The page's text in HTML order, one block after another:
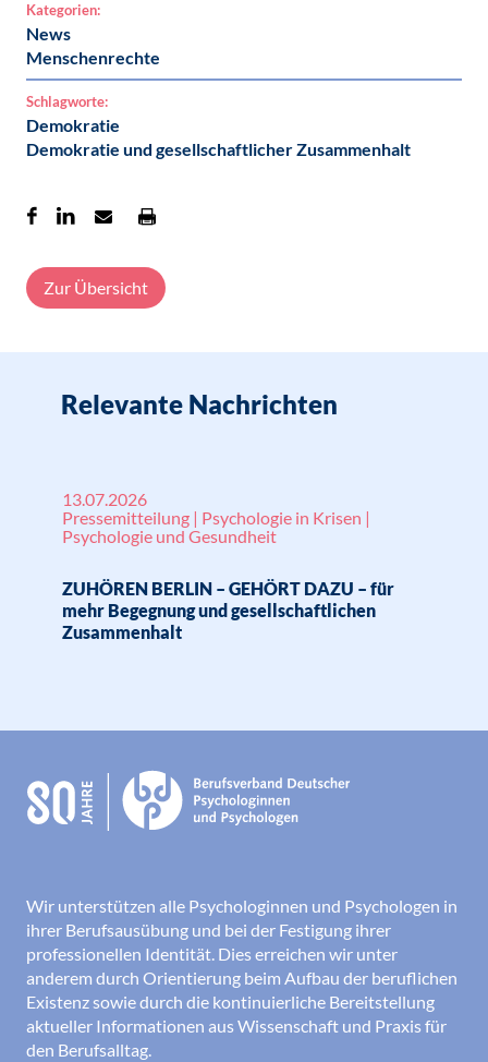
Kategorien:
News
Menschenrechte
Schlagworte:
Demokratie
Demokratie und gesellschaftlicher Zusammenhalt
Zur Übersicht
Relevante Nachrichten
13.07.2026
Pressemitteilung | Psychologie in Krisen |
Psychologie und Gesundheit
ZUHÖREN BERLIN – GEHÖRT DAZU – für
mehr Begegnung und gesellschaftlichen
Zusammenhalt
Wir unterstützen alle Psychologinnen und Psychologen in
ihrer Berufsausübung und bei der Festigung ihrer
professionellen Identität. Dies erreichen wir unter
anderem durch Orientierung beim Aufbau der beruflichen
Existenz sowie durch die kontinuierliche Bereitstellung
aktueller Informationen aus Wissenschaft und Praxis für
den Berufsalltag.